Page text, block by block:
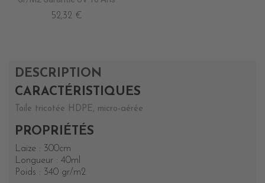
52,32 €
DESCRIPTION
CARACTÉRISTIQUES
Toile tricotée HDPE, micro-aérée
PROPRIÉTÉS
Laize : 300cm
Longueur : 40ml
Poids : 340 gr/m2